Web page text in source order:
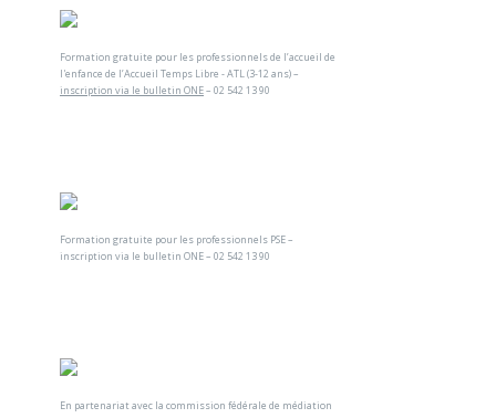
Formation gratuite pour les professionnels de l’accueil de
l'enfance de l’Accueil Temps Libre - ATL (3-12 ans) –
inscription via le bulletin ONE– 02 542 13 90
Formation gratuite pour les professionnels PSE –
inscription via le bulletin ONE – 02 542 13 90
En partenariat avec la commission fédérale de médiation